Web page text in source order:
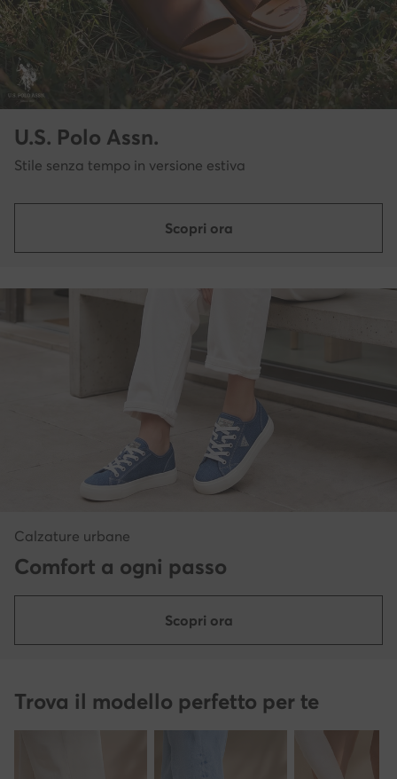
U.S. Polo Assn.
Stile senza tempo in versione estiva
Scopri ora
Calzature urbane
Comfort a ogni passo
Scopri ora
Trova il modello perfetto per te